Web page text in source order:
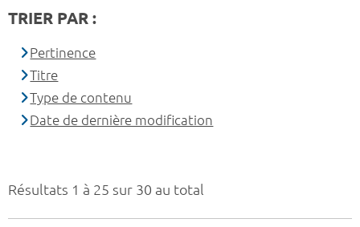
Résultats 1 à 25 sur 30 au total
TRIER PAR :
Pertinence
Titre
Type de contenu
Date de dernière modification